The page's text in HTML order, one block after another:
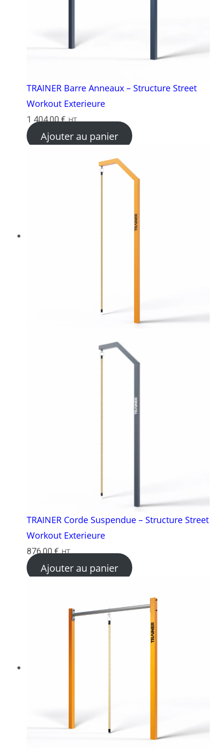
TRAINER Barre Anneaux – Structure Street
Workout Exterieure
1 404,00€ HT
Ajouter au panier
TRAINER Corde Suspendue – Structure Street
Workout Exterieure
876,00€ HT
Ajouter au panier